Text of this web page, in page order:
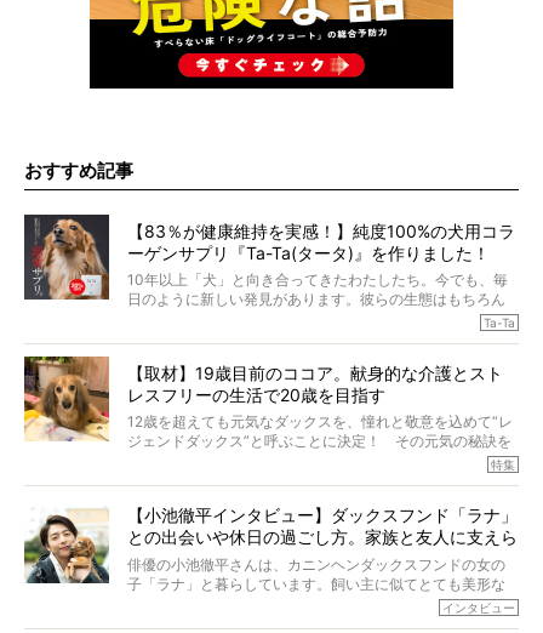
おすすめ記事
【83％が健康維持を実感！】純度100%の犬用コラ
ーゲンサプリ『Ta-Ta(タータ)』を作りました！
10年以上「犬」と向き合ってきたわたしたち。今でも、毎
日のように新しい発見があります。彼らの生態はもちろん
のこと、「食事」に関することも同じです。昔の犬は25年
も生きたといわれていますが、長生きの秘訣はバランスの
代の犬の食事は“ある重要な栄養”が不足しがちになっている
というのです。
それを効率よくおぎなってくれるのが、コラーゲン！ そ
こでわたしたちは、純度100%の犬用コラーゲンサプリ
『Ta-Ta(タータ)』を作りました！
愛犬家の83％が「健康維持を実感した」と評判のTa-Ta(タ
ータ)。健康維持をめざす、すべてのダックスたちに、どう
か届きますように。
Ta-Ta
【取材】19歳目前のココア。献身的な介護とスト
レスフリーの生活で20歳を目指す
12歳を超えても元気なダックスを、憧れと敬意を込めて“レ
ジェンドダックス”と呼ぶことに決定！ その元気の秘訣を
オーナーさんに伺うのが、特集『レジェンドダックスの肖
く」というオーナーさんのポリシーのもと、甘やかさずに
育てられ、18歳になるまで定期検査すらしたことがなかっ
たというココアくん。果たしてその長生きの秘訣とは。
特集
【小池徹平インタビュー】ダックスフンド「ラナ」
との出会いや休日の過ごし方。家族と友人に支えら
れてー
俳優の小池徹平さんは、カニンヘンダックスフンドの女の
子「ラナ」と暮らしています。飼い主に似てとても美形な
ラナは、現在８才。小池さんのインスタグラムでは、ラナ
と顔を寄せ合う写真も投稿されていて、ファンからは「ラ
インタビュー